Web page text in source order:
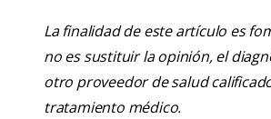
La finalidad de este artículo es
no es sustituir la opinión, el
otro proveedor de salud
tratamiento médico.